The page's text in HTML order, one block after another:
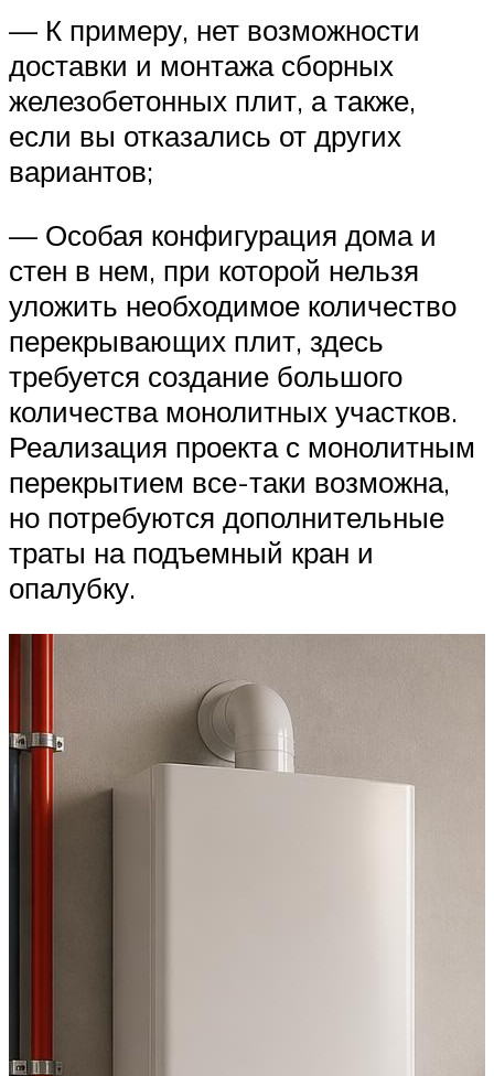
— К примеру, нет возможности
доставки и монтажа сборных
железобетонных плит, а также,
если вы отказались от других
вариантов;
— Особая конфигурация дома и
стен в нем, при которой нельзя
уложить необходимое количество
перекрывающих плит, здесь
требуется создание большого
количества монолитных участков.
Реализация проекта с монолитным
перекрытием все-таки возможна,
но потребуются дополнительные
траты на подъемный кран и
опалубку.